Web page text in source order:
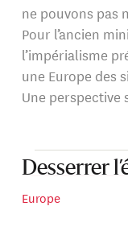
français en 2024,
la géopolitique en
Il reste à ce jour,
plus longue
ne pouvons pas
Pour l’ancien
l’impérialisme
une Europe des
Une perspective
Desserrer
Europe